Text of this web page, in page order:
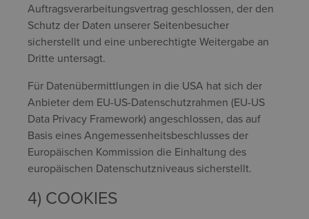
Auftragsverarbeitungsvertrag geschlossen, der den
Schutz der Daten unserer Seitenbesucher
sicherstellt und eine unberechtigte Weitergabe an
Dritte untersagt.
Für Datenübermittlungen in die USA hat sich der
Anbieter dem EU-US-Datenschutzrahmen (EU-US
Data Privacy Framework) angeschlossen, das auf
Basis eines Angemessenheitsbeschlusses der
Europäischen Kommission die Einhaltung des
europäischen Datenschutzniveaus sicherstellt.
4) COOKIES